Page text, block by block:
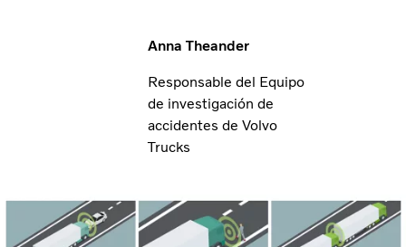
Anna Theander
Responsable del Equipo
de investigación de
accidentes de Volvo
Trucks